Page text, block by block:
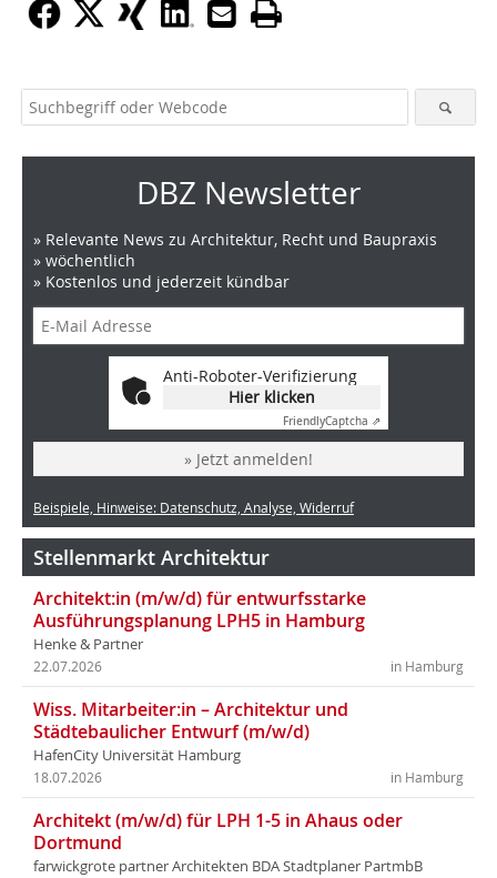
DBZ Newsletter
» Relevante News zu Architektur, Recht und Baupraxis
» wöchentlich
» Kostenlos und jederzeit kündbar
Anti-Roboter-Verifizierung
Hier klicken
FriendlyCaptcha ⇗
» Jetzt anmelden!
Beispiele, Hinweise: Datenschutz, Analyse, Widerruf
Stellenmarkt Architektur
Architekt:in (m/w/d) für entwurfsstarke
Ausführungsplanung LPH5 in Hamburg
Henke & Partner
in Hamburg
22.07.2026
Wiss. Mitarbeiter:in – Architektur und
Städtebaulicher Entwurf (m/w/d)
HafenCity Universität Hamburg
in Hamburg
18.07.2026
Architekt (m/w/d) für LPH 1-5 in Ahaus oder
Dortmund
farwickgrote partner Architekten BDA Stadtplaner PartmbB